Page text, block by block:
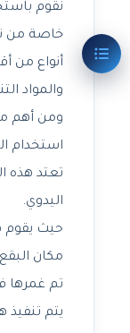
نقوم
خاصة من
أنواع من
والمواد
ومن أهم
استخدام
تعتد هذه
اليدوي.
حيث يقوم
مكان
تم غمرها
يتم